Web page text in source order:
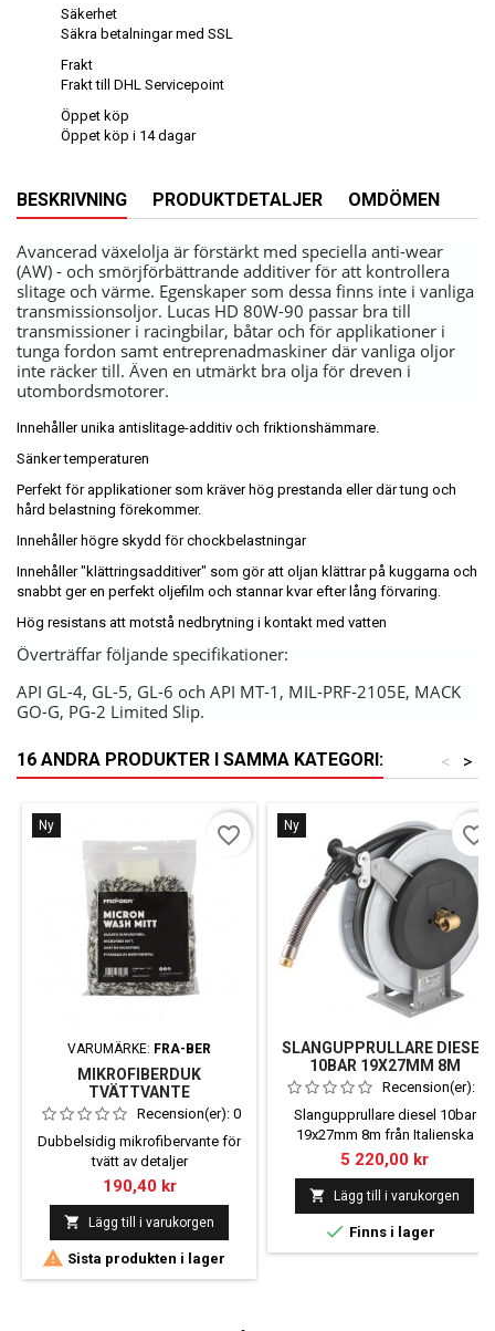
Säkerhet
Säkra betalningar med SSL
Frakt
Frakt till DHL Servicepoint
Öppet köp
Öppet köp i 14 dagar
BESKRIVNING PRODUKTDETALJER OMDÖMEN
Avancerad växelolja är förstärkt med speciella anti-wear
(AW) - och smörjförbättrande additiver för att kontrollera
slitage och värme. Egenskaper som dessa finns inte i vanliga
transmissionsoljor. Lucas HD 80W-90 passar bra till
transmissioner i racingbilar, båtar och för applikationer i
tunga fordon samt entreprenadmaskiner där vanliga oljor
inte räcker till. Även en utmärkt bra olja för dreven i
utombordsmotorer.
Innehåller unika antislitage-additiv och friktionshämmare.
Sänker temperaturen
Perfekt för applikationer som kräver hög prestanda eller där tung och
hård belastning förekommer.
Innehåller högre skydd för chockbelastningar
Innehåller "klättringsadditiver" som gör att oljan klättrar på kuggarna och
snabbt ger en perfekt oljefilm och stannar kvar efter lång förvaring.
Hög resistans att motstå nedbrytning i kontakt med vatten
Överträffar följande specifikationer:
API GL-4, GL-5, GL-6 och API MT-1, MIL-PRF-2105E, MACK
GO-G, PG-2 Limited Slip.
16 ANDRA PRODUKTER I SAMMA KATEGORI: >
<
Ny
VARUMÄRKE: FRA-BER
MIKROFIBERDUK
TVÄTTVANTE
Recension(er): 0
Dubbelsidig mikrofibervante för
tvätt av detaljer
Pris
190,40 kr
 Lägg till i varukorgen
 Sista produkten i lager
favorite_border Ny
SLANGUPPRULLARE DIESEL
10BAR 19X27MM 8M
Recension(er):
Slangupprullare diesel 10bar
19x27mm 8m från Italienska
Faicom
Pris
5 220,00 kr
 Lägg till i varukorgen
 Finns i lager
favorite_border